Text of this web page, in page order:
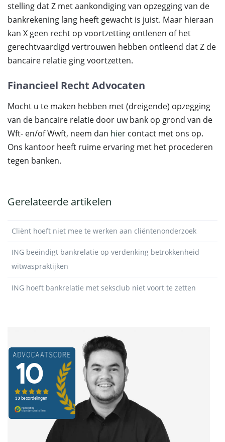
stelling dat Z met aankondiging van opzegging van de
bankrekening lang heeft gewacht is juist. Maar hieraan
kan X geen recht op voortzetting ontlenen of het
gerechtvaardigd vertrouwen hebben ontleend dat Z de
bancaire relatie ging voortzetten.
Financieel Recht Advocaten
Mocht u te maken hebben met (dreigende) opzegging
van de bancaire relatie door uw bank op grond van de
Wft- en/of Wwft, neem dan hier contact met ons op.
Ons kantoor heeft ruime ervaring met het procederen
tegen banken.
Gerelateerde artikelen
Cliënt hoeft niet mee te werken aan cliëntenonderzoek
ING beëindigt bankrelatie op verdenking betrokkenheid
witwaspraktijken
ING hoeft bankrelatie met seksclub niet voort te zetten